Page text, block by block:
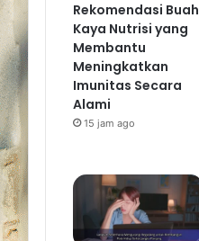
Rekomendasi Buah
Kaya Nutrisi yang
Membantu
Meningkatkan
Imunitas Secara
Alami
15 jam ago